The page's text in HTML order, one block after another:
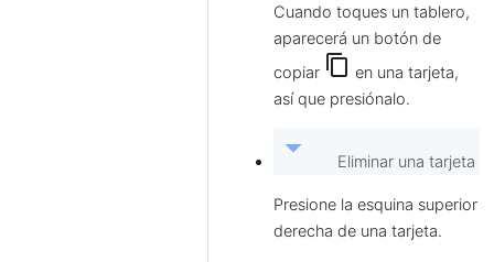
Cuando toques un tablero,
aparecerá un botón de
copiar content_copy en una tarjeta,
así que presiónalo.
arrow_drop_down Eliminar una tarjeta
Presione la esquina superior
derecha de una tarjeta.